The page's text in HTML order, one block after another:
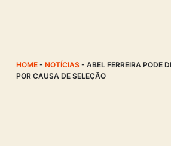
HOME- NOTÍCIAS- ABEL FERREIRA PODE
POR CAUSA DE SELEÇÃO